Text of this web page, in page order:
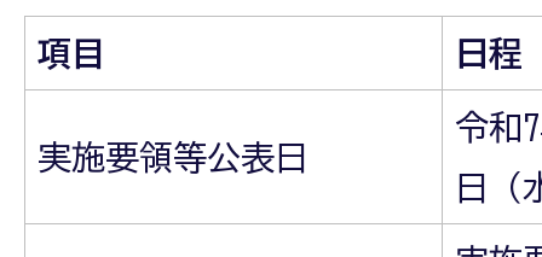
項目 日程
実施要領等公表日
令和
日（